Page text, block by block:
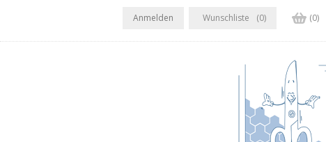
Anmelden Wunschliste (0) (0)